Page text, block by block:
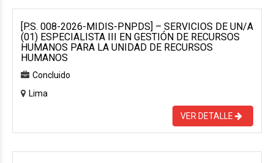
[P.S. 008-2026-MIDIS-PNPDS] – SERVICIOS DE UN/A
(01) ESPECIALISTA III EN GESTIÓN DE RECURSOS
HUMANOS PARA LA UNIDAD DE RECURSOS
HUMANOS
Concluido
Lima
VER DETALLE